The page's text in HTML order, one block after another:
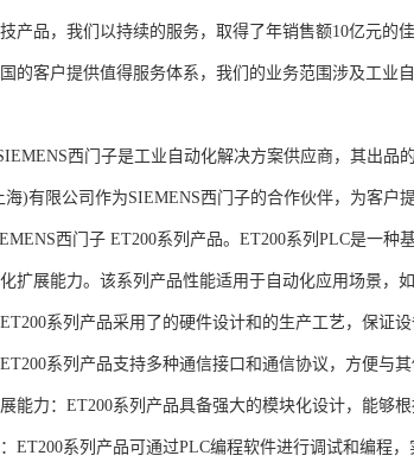
产品，我们以持续的服务，取得了年销售额10亿元
的客户提供值得服务体系，我们的业务范围涉及工业
西门子是工业自动化解决方案供应商，其出品的
海)有限公司作为SIEMENS西门子的合作伙伴，为客户
西门子 ET200系列产品。ET200系列PLC是一
扩展能力。该系列产品性能适用于自动化应用场景，
系列产品采用了的硬件设计和的生产工艺，保证
系列产品支持多种通信接口和通信协议，方便与
能力：ET200系列产品具备强大的模块化设计，能够
ET200系列产品可通过PLC编程软件进行调试和编程